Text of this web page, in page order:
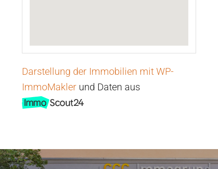
Darstellung der Immobilien mit WP-
ImmoMaklerund Daten aus